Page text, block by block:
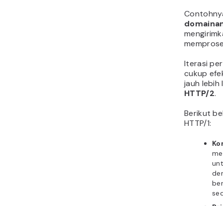
Iterasi
cukup
jauh lebih
HTTP/2.
Berikut
HTTP/1: